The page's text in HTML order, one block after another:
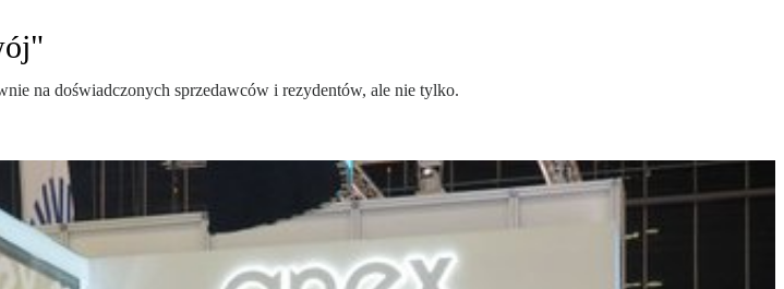
na doświadczonych sprzedawców i rezydentów, ale nie tylko.